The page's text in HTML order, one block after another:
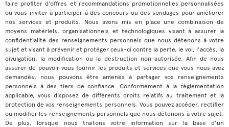
faire profiter d’offres et recommandations promotionnelles personnalisées
ou vous inviter à participer à des concours ou des sondages pour améliorer
nos services et produits. Nous avons mis en place une combinaison de
moyens matériels, organisationnels et technologiques visant à assurer la
confidentialité des renseignements personnels que nous détenons à votre
sujet et visant à prévenir et protéger ceux-ci contre la perte, le vol, l’accès, la
divulgation, la modification ou la destruction non-autorisée. Afin de nous
assurer de pouvoir vous fournir les produits et services que vous nous avez
demandés, nous pouvons être amenés à partager vos renseignements
personnels à des tiers de confiance. Conformément à la règlementation
applicable, vous disposez de différents droits relatifs au traitement et la
protection de vos renseignements personnels. Vous pouvez accéder, rectifier
ou modifier les renseignements personnels que nous détenons à votre sujet.
De plus, lorsque nous traitons votre information sur la base d’un